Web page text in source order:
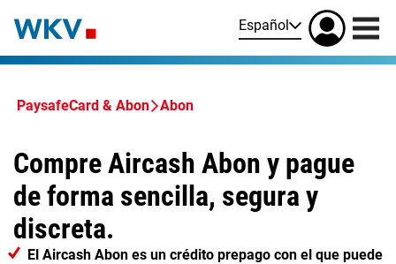
Español
PaysafeCard & Abon Abon
Compre Aircash Abon y pague
de forma sencilla, segura y
discreta.
El Aircash Abon es un crédito prepago con el que puede